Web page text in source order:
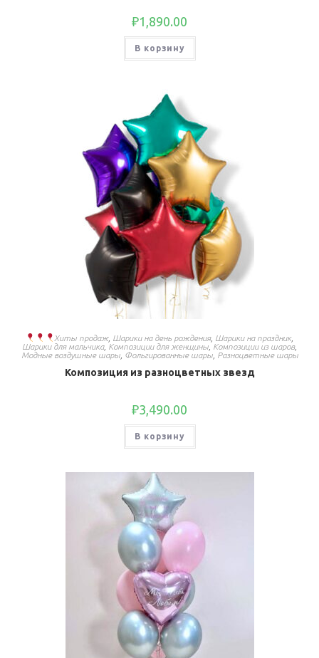
₽1,890.00
В корзину
Хиты продаж, Шарики на день рождения, Шарики на праздник,
Шарики для мальчика, Композиции для женщины Композиции из шаров,
Модные воздушные шары, Фольгированные шары, Разноцветные шары
Композиция из разноцветных звезд
₽3,490.00
В корзину